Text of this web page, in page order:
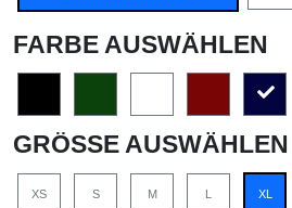
FARBE AUSWÄHLEN
GRÖSSE AUSWÄHLEN
XS S M L XL